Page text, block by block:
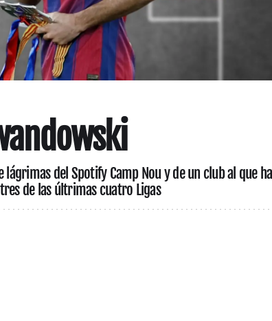
del Spotify Camp Nou y de un club al que ha
de las últrimas cuatro Ligas